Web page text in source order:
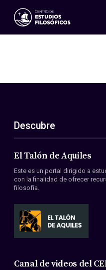
Eventos
ES
EN
Acerca de nosotros
Miembros
Convenios
Descubre
El Talón de Aquiles
Este es un portal dirigido a
con la finalidad de ofrecer
filosofía.
Canal de videos del